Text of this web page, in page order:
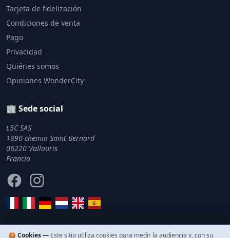
Tarjeta de fidelización
Condiciones de venta
Pago
Privacidad
Quiénes somos
Opiniones WonderCity
🏢 Sede social
L5C SAS
1890 chemin Saint Bernard
06220 Vallauris
Francia
FacebookInstagram
🍪 Cookies — Este sitio utiliza cookies para medir la audiencia y, con su